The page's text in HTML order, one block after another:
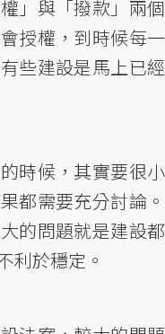
」與「撥款」兩個
授權，到時候每一
些建設是馬上已經
時候，其實要很小
都需要充分討論。
的問題就是建設都
利於穩定。